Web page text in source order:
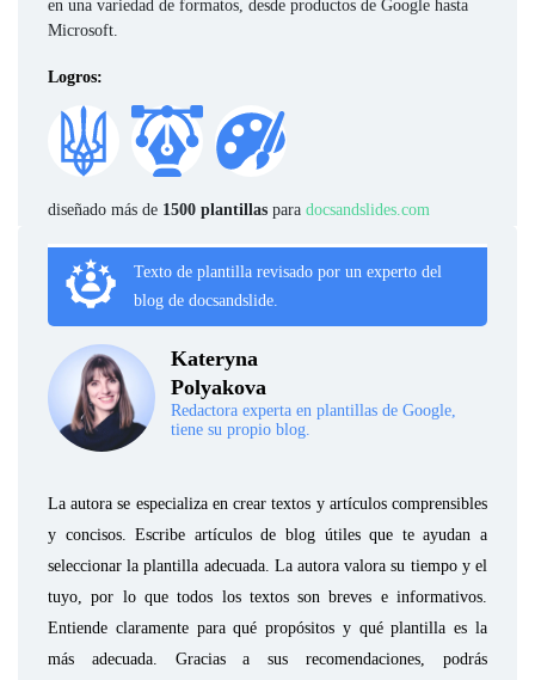
en una variedad de formatos, desde productos de Google hasta
Microsoft.
Logros:
diseñado más de 1500 plantillas para docsandslides.com
Texto de plantilla revisado por un experto del
blog de docsandslide.
Kateryna
Polyakova
Redactora experta en plantillas de Google,
tiene su propio blog.
La autora se especializa en crear textos y artículos comprensibles
y concisos. Escribe artículos de blog útiles que te ayudan a
seleccionar la plantilla adecuada. La autora valora su tiempo y el
tuyo, por lo que todos los textos son breves e informativos.
Entiende claramente para qué propósitos y qué plantilla es la
más adecuada. Gracias a sus recomendaciones, podrás